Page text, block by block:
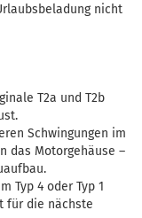
nicht
T2a und T2b
Schwingungen im
das Motorgehäuse –
Typ 4 oder Typ 1
für die nächste